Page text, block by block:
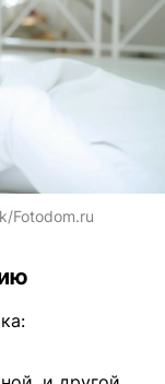
Fotodom.ru